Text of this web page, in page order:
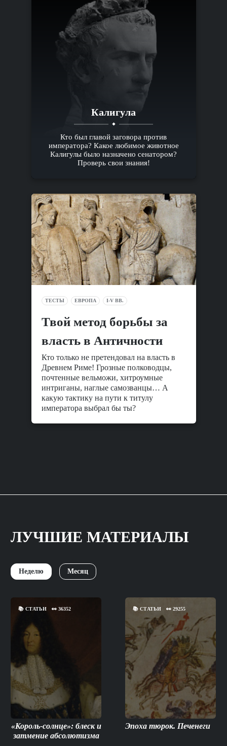
Калигула
Кто был главой заговора против
императора? Какое любимое животное
Калигулы было назначено сенатором?
Проверь свои знания!
ТЕСТЫ ЕВРОПА I-V ВВ.
Твой метод борьбы за
власть в Античности
Кто только не претендовал на власть в
Древнем Риме! Грозные полководцы,
почтенные вельможи, хитроумные
интриганы, наглые самозванцы… А
какую тактику на пути к титулу
императора выбрал бы ты?
ЛУЧШИЕ МАТЕРИАЛЫ
Неделю Месяц
📚 СТАТЬИ 👀 36352
«Король-солнце»: блеск и
затмение абсолютизма
📚СТАТЬИ 👀29255
Эпоха тюрок. Печенеги